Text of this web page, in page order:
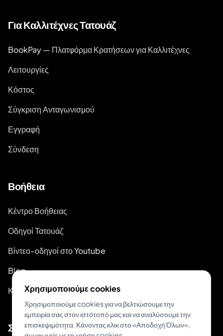
Για Καλλιτέχνες Τατουάζ
BookPay — Πλατφόρμα Κρατήσεων για Καλλιτέχνες
Λειτουργίες
Κόστος
Σύγκριση Ανταγωνισμού
Εγγραφή
Σύνδεση
Βοήθεια
Κέντρο Βοήθειας
Οδηγοί Τατουάζ
Βίντεο-οδηγοί στο Youtube
Blog
Κατάσταση Συστήματος
Σχετικά
Χρησιμοποιούμε cookies
Χρησιμοποιούμε cookies για να βελτιώσουμε την
εμπειρία σας στον ιστότοπό μας και να αναλύσουμε την
επισκεψιμότητα. Κάνοντας κλικ στο «Αποδοχή Όλων»,